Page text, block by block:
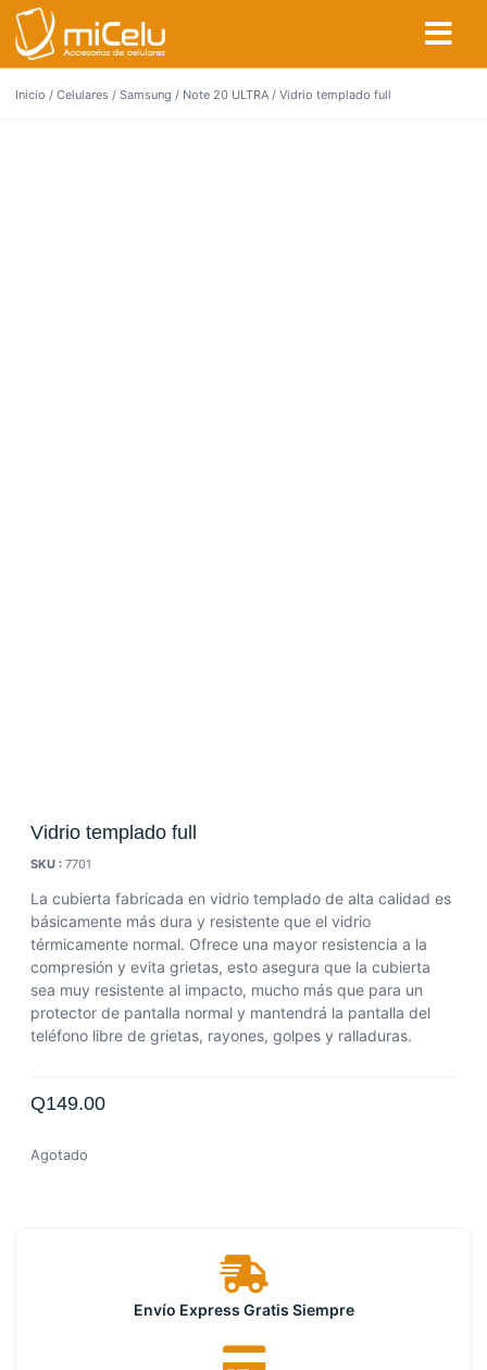
Inicio / Celulares / Samsung / Note 20 ULTRA / Vidrio templado full
Vidrio templado full
SKU : 7701
La cubierta fabricada en vidrio templado de alta calidad es
básicamente más dura y resistente que el vidrio
térmicamente normal. Ofrece una mayor resistencia a la
compresión y evita grietas, esto asegura que la cubierta
sea muy resistente al impacto, mucho más que para un
protector de pantalla normal y mantendrá la pantalla del
teléfono libre de grietas, rayones, golpes y ralladuras.
Q149.00
Agotado
Envío Express Gratis Siempre